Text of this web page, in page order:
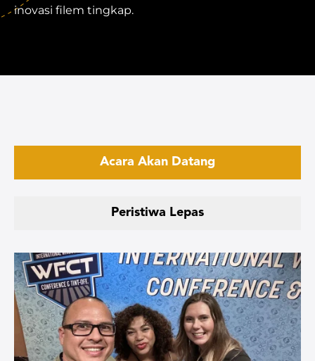
inovasi filem tingkap.
Acara Akan Datang
Peristiwa Lepas